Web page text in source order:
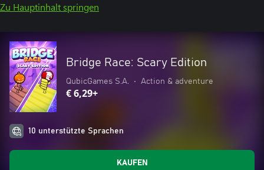
Zu Hauptinhalt springen
Bridge Race: Scary Edition
QubicGames S.A. • Action & adventure
€ 6,29+
10 unterstützte Sprachen
KAUFEN